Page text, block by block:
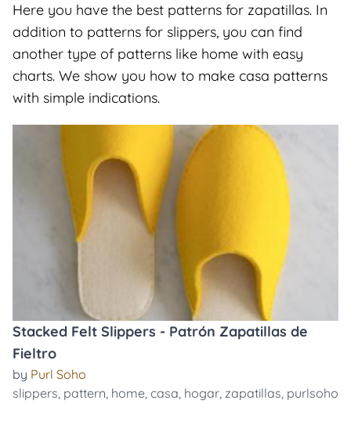
Here you have the best patterns for zapatillas. In
addition to patterns for slippers, you can find
another type of patterns like home with easy
charts. We show you how to make casa patterns
with simple indications.
Stacked Felt Slippers - Patrón Zapatillas de
Fieltro
by Purl Soho
slippers, pattern, home, casa, hogar, zapatillas, purlsoho